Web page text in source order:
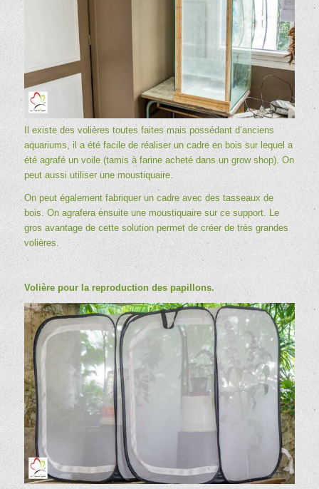
Il existe des volières toutes faites mais possédant d’anciens
aquariums, il a été facile de réaliser un cadre en bois sur lequel a
été agrafé un voile (tamis à farine acheté dans un grow shop). On
peut aussi utiliser une moustiquaire.
On peut également fabriquer un cadre avec des tasseaux de
bois. On agrafera ensuite une moustiquaire sur ce support. Le
gros avantage de cette solution permet de créer de très grandes
volières.
Volière pour la reproduction des papillons.